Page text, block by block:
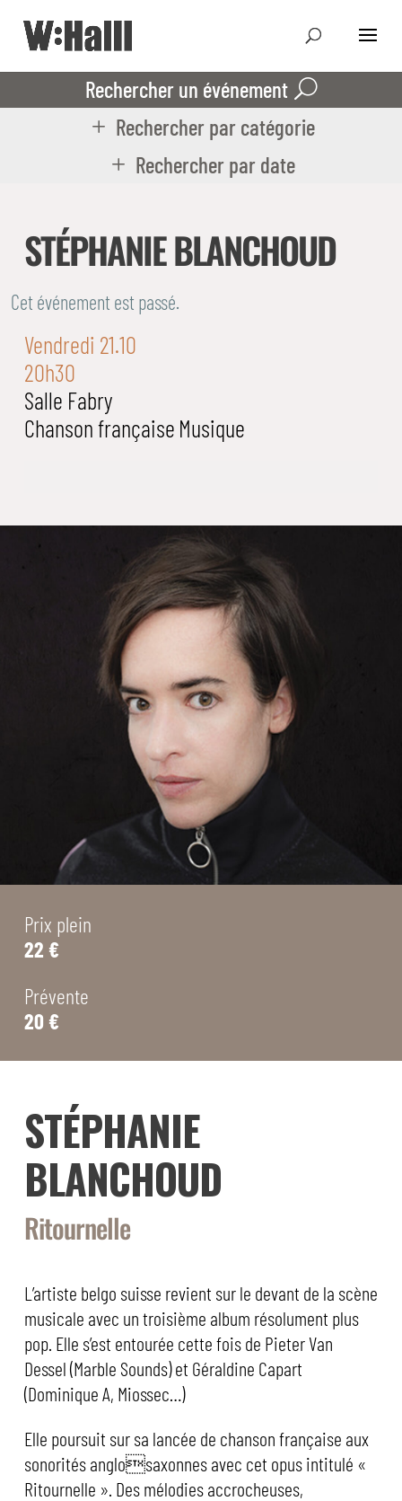
Rechercher un événement
Rechercher par catégorie
Rechercher par date
STÉPHANIE BLANCHOUD
Cet événement est passé.
Vendredi 21.10
20h30
Salle Fabry
Chanson française Musique
Prix plein
22 €
Prévente
20 €
STÉPHANIE
BLANCHOUD
Ritournelle
L’artiste belgo suisse revient sur le devant de la scène
musicale avec un troisième album résolument plus
pop. Elle s’est entourée cette fois de Pieter Van
Dessel (Marble Sounds) et Géraldine Capart
(Dominique A, Miossec…)
Elle poursuit sur sa lancée de chanson française aux
sonorités anglosaxonnes avec cet opus intitulé «
Ritournelle ». Des mélodies accrocheuses,